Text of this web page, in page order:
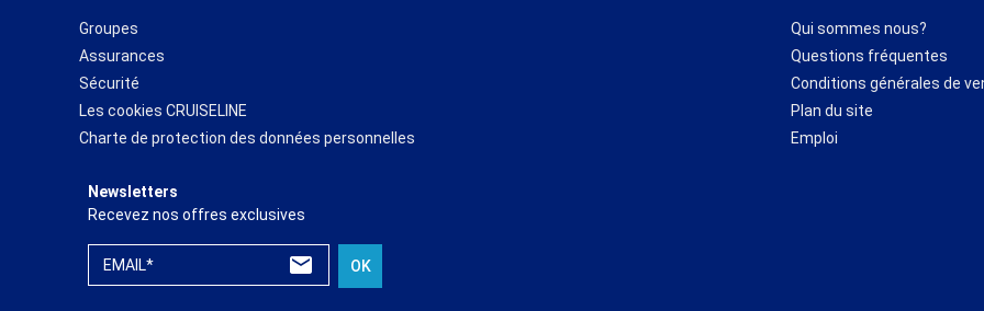
Groupes
Assurances
Sécurité
Les cookies CRUISELINE
Charte de protection des données personnelles
Qui sommes nous?
Questions fréquentes
Conditions générales de
Plan du site
Emploi
Newsletters
Recevez nos offres exclusives
EMAIL* OK